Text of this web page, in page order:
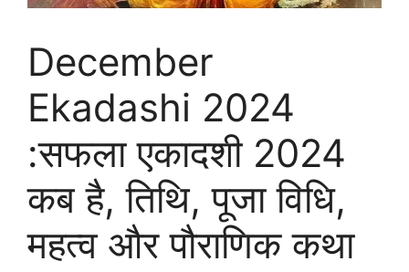
December
Ekadashi 2024
:सफला एकादशी 2024
कब है, तिथि, पूजा विधि,
महत्व और पौराणिक कथा